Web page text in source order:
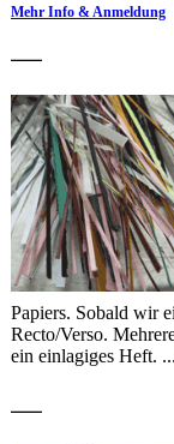
Mehr Info & Anmeldung
—
Papiers. Sobald wir
Recto/Verso.
ein einlagiges Heft. ...
—